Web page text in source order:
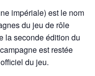
impériale) est le nom
du jeu de rôle
la seconde édition du
est restée
du jeu.